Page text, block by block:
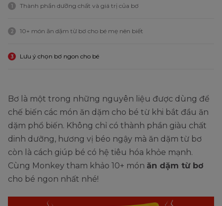
1 Thành phần dưỡng chất và giá trị của bơ
2 10+ món ăn dặm từ bơ cho bé mẹ nên biết
3 Lưu ý chọn bơ ngon cho bé
Bơ là một trong những nguyên liệu được dùng để
chế biến các món ăn dặm cho bé từ khi bắt đầu ăn
dặm phổ biến. Không chỉ có thành phần giàu chất
dinh dưỡng, hương vị béo ngậy mà ăn dặm từ bơ
còn là cách giúp bé có hệ tiêu hóa khỏe mạnh.
Cùng Monkey tham khảo 10+ món ăn dặm từ bơ
cho bé ngon nhất nhé!